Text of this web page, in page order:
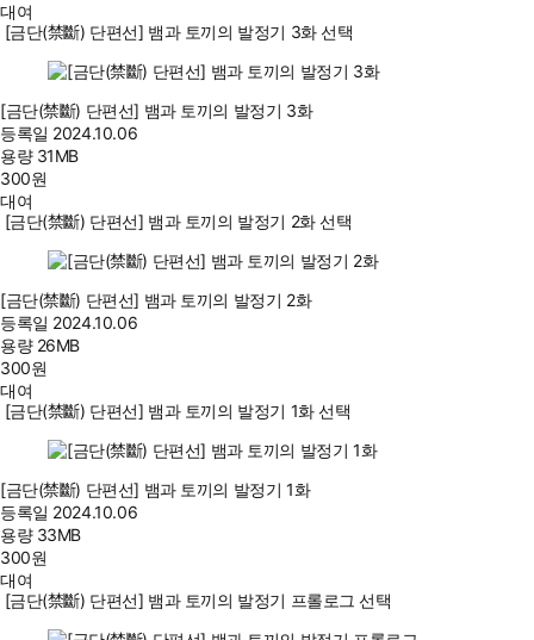
대여
[금단(禁斷) 단편선] 뱀과 토끼의 발정기 3화 선택
[금단(禁斷) 단편선] 뱀과 토끼의 발정기 3화
등록일 2024.10.06
용량 31MB
300원
대여
[금단(禁斷) 단편선] 뱀과 토끼의 발정기 2화 선택
[금단(禁斷) 단편선] 뱀과 토끼의 발정기 2화
등록일 2024.10.06
용량 26MB
300원
대여
[금단(禁斷) 단편선] 뱀과 토끼의 발정기 1화 선택
[금단(禁斷) 단편선] 뱀과 토끼의 발정기 1화
등록일 2024.10.06
용량 33MB
300원
대여
[금단(禁斷) 단편선] 뱀과 토끼의 발정기 프롤로그 선택